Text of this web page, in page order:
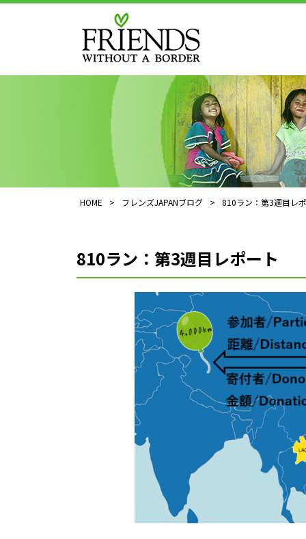
HOME > フレンズJAPANブログ > 810ラン：第3週目レ
810ラン：第3週目レポート